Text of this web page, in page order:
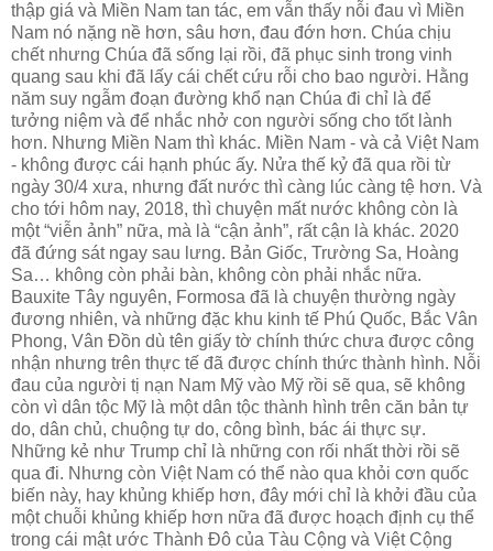
thập giá và Miền Nam tan tác, em vẫn thấy nỗi đau vì Miền
Nam nó nặng nề hơn, sâu hơn, đau đớn hơn. Chúa chịu
chết nhưng Chúa đã sống lại rồi, đã phục sinh trong vinh
quang sau khi đã lấy cái chết cứu rỗi cho bao người. Hằng
năm suy ngẫm đoạn đường khổ nạn Chúa đi chỉ là để
tưởng niệm và để nhắc nhở con người sống cho tốt lành
hơn. Nhưng Miền Nam thì khác. Miền Nam - và cả Việt Nam
- không được cái hạnh phúc ấy. Nửa thế kỷ đã qua rồi từ
ngày 30/4 xưa, nhưng đất nước thì càng lúc càng tệ hơn. Và
cho tới hôm nay, 2018, thì chuyện mất nước không còn là
một “viễn ảnh” nữa, mà là “cận ảnh”, rất cận là khác. 2020
đã đứng sát ngay sau lưng. Bản Giốc, Trường Sa, Hoàng
Sa… không còn phải bàn, không còn phải nhắc nữa.
Bauxite Tây nguyên, Formosa đã là chuyện thường ngày
đương nhiên, và những đặc khu kinh tế Phú Quốc, Bắc Vân
Phong, Vân Đồn dù tên giấy tờ chính thức chưa được công
nhận nhưng trên thực tế đã được chính thức thành hình. Nỗi
đau của người tị nạn Nam Mỹ vào Mỹ rồi sẽ qua, sẽ không
còn vì dân tộc Mỹ là một dân tộc thành hình trên căn bản tự
do, dân chủ, chuộng tự do, công bình, bác ái thực sự.
Những kẻ như Trump chỉ là những con rối nhất thời rồi sẽ
qua đi. Nhưng còn Việt Nam có thể nào qua khỏi cơn quốc
biến này, hay khủng khiếp hơn, đây mới chỉ là khởi đầu của
một chuỗi khủng khiếp hơn nữa đã được hoạch định cụ thể
trong cái mật ước Thành Đô của Tàu Cộng và Việt Cộng